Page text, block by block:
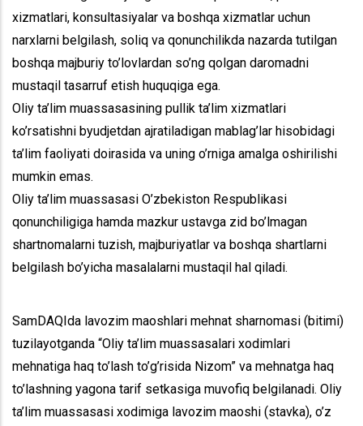
xizmatlari, konsultasiyalar va boshqa xizmatlar uchun
narxlarni belgilash, soliq va qonunchilikda nazarda tutilgan
boshqa majburiy to’lovlardan so’ng qolgan daromadni
mustaqil tasarruf etish huquqiga ega.
Oliy ta’lim muassasasining pullik ta’lim xizmatlari
ko’rsatishni byudjetdan ajratiladigan mablag’lar hisobidagi
ta’lim faoliyati doirasida va uning o’rniga amalga oshirilishi
mumkin emas.
Oliy ta’lim muassasasi O’zbekiston Respublikasi
qonunchiligiga hamda mazkur ustavga zid bo’lmagan
shartnomalarni tuzish, majburiyatlar va boshqa shartlarni
belgilash bo’yicha masalalarni mustaqil hal qiladi.
SamDAQIda lavozim maoshlari mehnat sharnomasi (bitimi)
tuzilayotganda “Oliy ta’lim muassasalari xodimlari
mehnatiga haq to’lash to’g’risida Nizom” va mehnatga haq
to’lashning yagona tarif setkasiga muvofiq belgilanadi. Oliy
ta’lim muassasasi xodimiga lavozim maoshi (stavka), o’z